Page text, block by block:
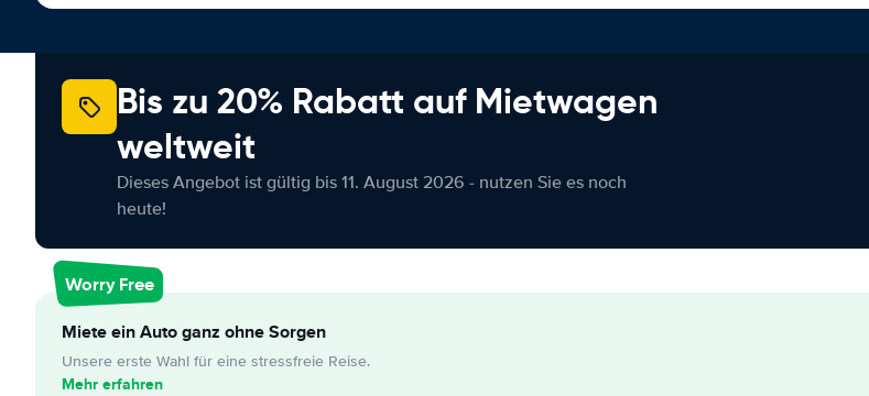
Bis zu 20% Rabatt auf Mietwagen
weltweit
Dieses Angebot ist gültig bis 11. August 2026 - nutzen Sie es noch
heute!
Worry Free
Miete ein Auto ganz ohne Sorgen
Unsere erste Wahl für eine stressfreie Reise.
Mehr erfahren